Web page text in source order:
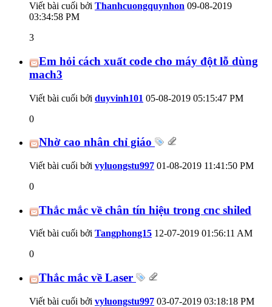
Viết bài cuối bởi Thanhcuongquynhon 09-08-2019
03:34:58 PM
3
Em hỏi cách xuất code cho máy đột lỗ dùng
mach3
Viết bài cuối bởi duyvinh101 05-08-2019 05:15:47 PM
0
Nhờ cao nhân chỉ giáo
Viết bài cuối bởi vyluongstu997 01-08-2019 11:41:50 PM
0
Thắc mắc về chân tín hiệu trong cnc shiled
Viết bài cuối bởi Tangphong15 12-07-2019 01:56:11 AM
0
Thắc mắc về Laser
Viết bài cuối bởi vyluongstu997 03-07-2019 03:18:18 PM